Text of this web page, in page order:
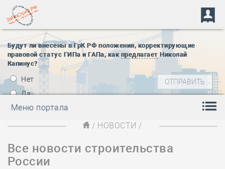
Будут ли внесены в ГрК РФ положения, корректирующие
правовой статус ГИПа и ГАПа, как предлагает Николай
Капинус?
Нет
Да
Меню портала
/ НОВОСТИ /
Все новости строительства
России